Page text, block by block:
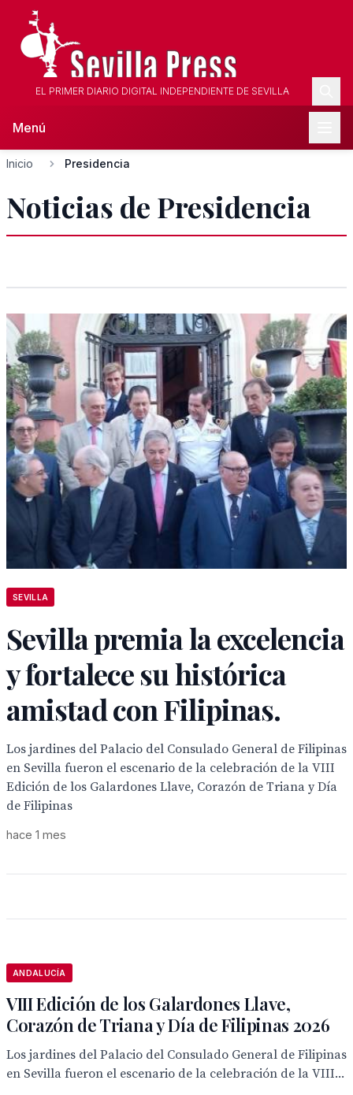
EL PRIMER DIARIO DIGITAL INDEPENDIENTE DE SEVILLA
Menú
Inicio Presidencia
Noticias de Presidencia
SEVILLA
Sevilla premia la excelencia
y fortalece su histórica
amistad con Filipinas.
Los jardines del Palacio del Consulado General de Filipinas
en Sevilla fueron el escenario de la celebración de la VIII
Edición de los Galardones Llave, Corazón de Triana y Día
de Filipinas
hace 1 mes
ANDALUCÍA
VIII Edición de los Galardones Llave,
Corazón de Triana y Día de Filipinas 2026
Los jardines del Palacio del Consulado General de Filipinas
en Sevilla fueron el escenario de la celebración de la VIII...